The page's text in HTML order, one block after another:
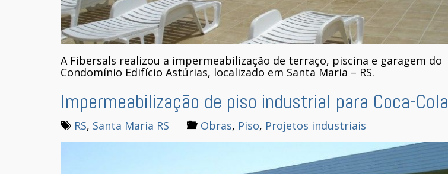
A Fibersals realizou a impermeabilização de terraço, piscina e garagem do
Condomínio Edifício Astúrias, localizado em Santa Maria – RS.
Impermeabilização de piso industrial para Coca-Cola
RS, Santa Maria RS Obras, Piso, Projetos industriais